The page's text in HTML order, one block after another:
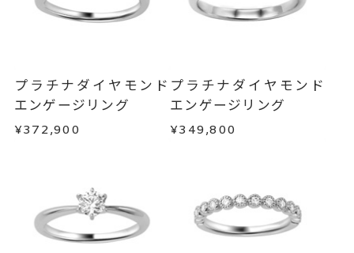
可、#6.5以下は+1のみ可
カテゴリー
婚約指輪(エンゲージリング)
刻印サービス対象商品
インサイドストーン 可
刻印文字数
サイズ#4.5までは、5文字まで。
サイズ#5以上は、16文字まで刻印
返品・交換以下の場合、商品の返品・交換・返金
・受注生産の商品
・お客さまのお手元で傷や汚れが発生した商品
・到着後ご連絡無く7日以上経過した商品
・刻印をお入れした商品
商品の品質には万全を期しておりますが、万が一
不良品の場合、またはご注文のお品と異なる場合
プラチナダイヤモンド
エンゲージリング
¥372,900
プラチナダイヤモンド
エンゲージリング
¥349,800